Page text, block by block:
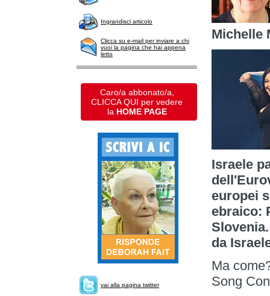
Ingrandisci articolo
Clicca su e-mail per inviare a chi
vuoi la pagina che hai appena
letto
Caro/a abbonato/a,
CLICCA QUI per vedere
la HOME PAGE
vai alla pagina twitter
Michelle
Israele
europei
ebraico:
da
Ma
Song